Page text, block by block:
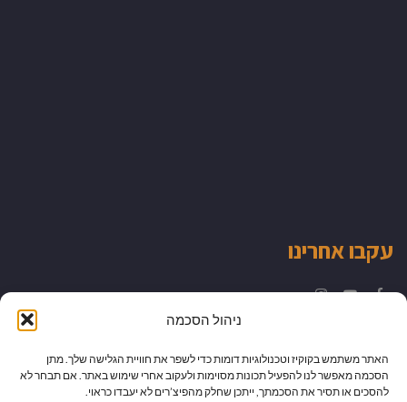
ניהול הסכמה
האתר משתמש בקוקיז וטכנולוגיות דומות כדי לשפר את חוויית הגלישה שלך. מתן
הסכמה מאפשר לנו להפעיל תכונות מסוימות ולעקוב אחרי שימוש באתר. אם תבחר לא
להסכים או תסיר את הסכמתך, ייתכן שחלק מהפיצ’רים לא יעבדו כראוי.
עקבו אחרינו